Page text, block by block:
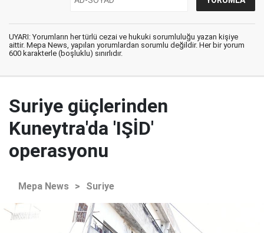
UYARI: Yorumların her türlü cezai ve hukuki sorumluluğu yazan kişiye
aittir. Mepa News, yapılan yorumlardan sorumlu değildir. Her bir yorum
600 karakterle (boşluklu) sınırlıdır.
Suriye güçlerinden
Kuneytra'da 'IŞİD'
operasyonu
Mepa News > Suriye